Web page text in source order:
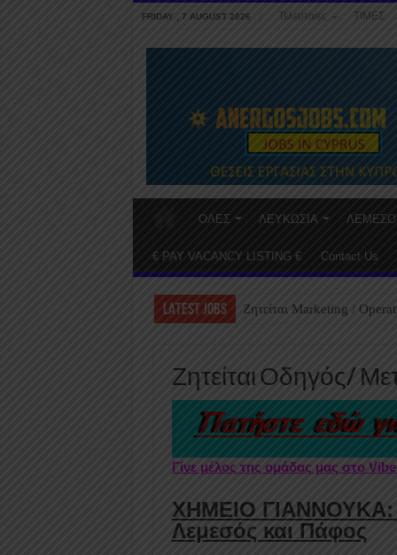
FRIDAY , 7 AUGUST 2026 Τελευταίες ΤΙΜΕΣ
ΟΛΕΣ ΛΕΥΚΩΣΙΑ
€ PAY VACANCY LISTING € Contact Us
LATEST JOBS Ζητείται Marketing /
Ζητείται Οδηγός/
Γίνε μέλος της ομάδας μας στο
ΧΗΜΕΙΟ ΓΙΑΝΝΟΥΚΑ:
Λεμεσός και Πάφος